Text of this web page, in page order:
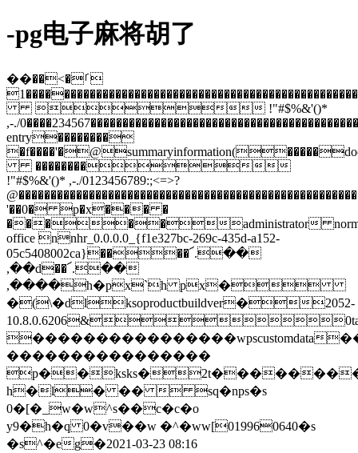
-pg电子麻将胡了
��ࡱ�>��
������������������������������������������������������������������������������������������������������������������������������������������������������������������������������������������������������������������������������������������������������������������������������������������������������������������������������������������������������������������������������������������������������������������������������������������������������������1����
 !"#$%&'()*
,-./
entry��������
��������
!"#$%&'()* ,-./0123456789:;<=>?
'��0� p�x��� �
�����administrator
office nnhr_0.0.0.0_{f1e327bc-269c-435d-a152-
05c5408002ca}����՜.��
,��d��՜.��
,����h�px`h px�
�(\�dlksoproductbuildver�2052-
����������������wpscustomdata
����������������
h�l� ��  sq�nps�s
0�[�_w�w^s��c�c�o
y9�h�q 0�v��w �^�ww[019960640�s
�s^�eg�2021-03-23 08:16